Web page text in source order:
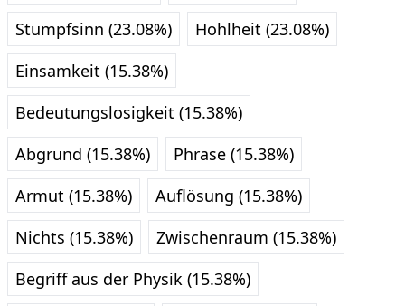
Stumpfsinn (23.08%)
Hohlheit (23.08%)
Einsamkeit (15.38%)
Bedeutungslosigkeit (15.38%)
Abgrund (15.38%)
Phrase (15.38%)
Armut (15.38%)
Auflösung (15.38%)
Nichts (15.38%)
Zwischenraum (15.38%)
Begriff aus der Physik (15.38%)